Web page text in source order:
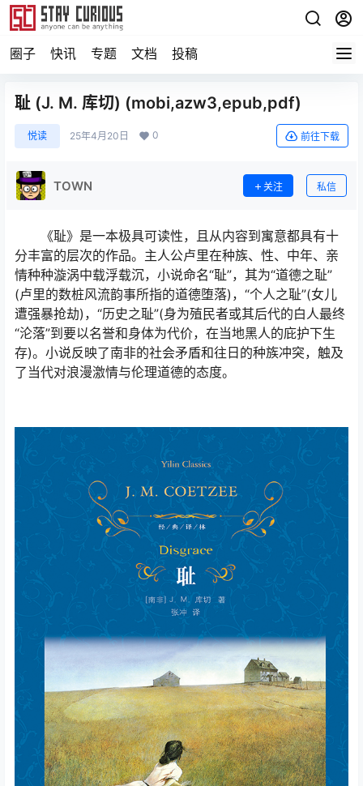
圈子 快讯 专题 文档 投稿
耻 (J. M. 库切) (mobi,azw3,epub,pdf)
悦读 25年4月20日 0 前往下载
TOWN 关注 私信
《耻》是一本极具可读性，且从内容到寓意都具有十
分丰富的层次的作品。主人公卢里在种族、性、中年、亲
情种种漩涡中载浮载沉，小说命名“耻”，其为“道德之耻”
(卢里的数桩风流韵事所指的道德堕落)，“个人之耻”(女儿
遭强暴抢劫)，“历史之耻”(身为殖民者或其后代的白人最终
“沦落”到要以名誉和身体为代价，在当地黑人的庇护下生
存)。小说反映了南非的社会矛盾和往日的种族冲突，触及
了当代对浪漫激情与伦理道德的态度。